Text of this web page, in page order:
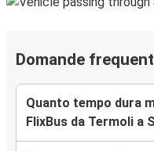
Domande
Quanto tempo dura
FlixBus da Termoli a